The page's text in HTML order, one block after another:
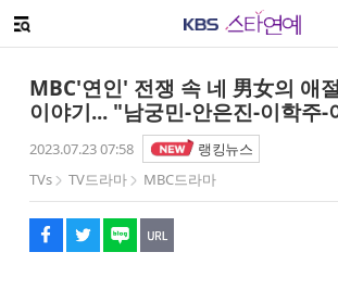
메뉴 열기
MBC'연인' 전쟁 속 네 男女의 애
이야기... "남궁민-안은진-이학주-
2023.07.23 07:58
랭킹뉴스
TVs
TV드라마 MBC드라마
페이스북
트위터
네이버
URL복사
글씨 작게보기
글씨 크게보기
해시태그